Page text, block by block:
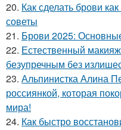
20. Как сделать брови
советы
21. Брови 2025:
22. Естественный
безупречным без
23. Альпинистка Алина
россиянкой, которая
мира!
24. Как быстро